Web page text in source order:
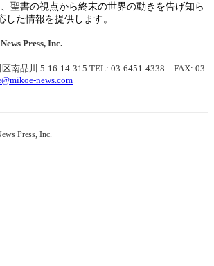
、聖書の視点から終末の世界の動きを告げ知ら
した情報を提供します。
Press, Inc.
南品川 5-16-14-315 TEL: 03-6451-4338 FAX: 03-
news.com
Press, Inc.